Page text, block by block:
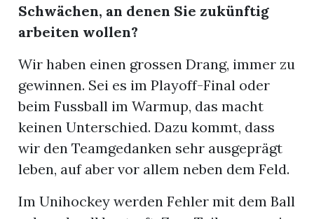
Schwächen, an denen Sie zukünftig
arbeiten wollen?
Wir haben einen grossen Drang, immer zu
gewinnen. Sei es im Playoff-Final oder
beim Fussball im Warmup, das macht
keinen Unterschied. Dazu kommt, dass
wir den Teamgedanken sehr ausgeprägt
leben, auf aber vor allem neben dem Feld.
Im Unihockey werden Fehler mit dem Ball